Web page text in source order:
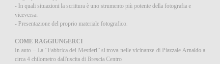
- In quali situazioni la scrittura è uno strumento più potente della fotografia e
viceversa.
- Presentazione del proprio materiale fotografico.
COME RAGGIUNGERCI
In auto – La “Fabbrica dei Mestieri” si trova nelle vicinanze di Piazzale Arnaldo a
circa 4 chilometro dall'uscita di Brescia Centro